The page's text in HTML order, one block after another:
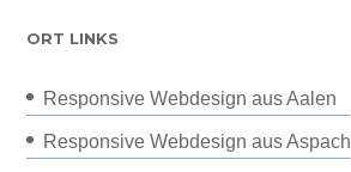
ORT LINKS
Responsive Webdesign aus Aalen
Responsive Webdesign aus Aspach